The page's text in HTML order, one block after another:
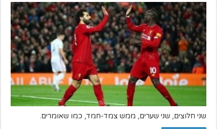
שני חלוצים, שני שערים, ממש צמד-חמד, כמו שאומרים.